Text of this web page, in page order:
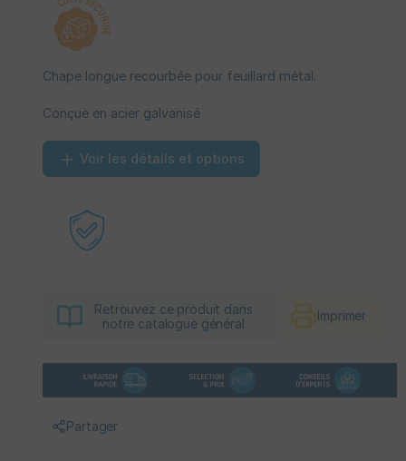
Chape longue recourbée pour feuillard métal.
Conçue en acier galvanisé
Voir les détails et options
Retrouvez ce produit dans
notre catalogue général
Imprimer
Partager